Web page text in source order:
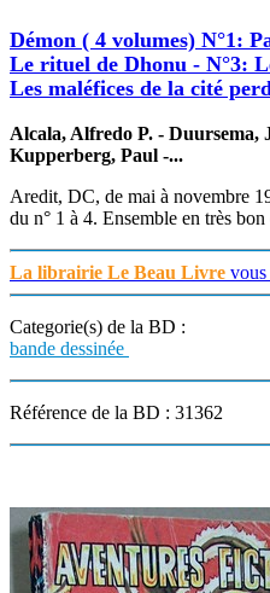
Démon ( 4 volumes) N°1:
Le rituel de Dhonu - N°3:
Les maléfices de la cité
Alcala, Alfredo P. - Duursema,
Kupperberg, Paul -...
Aredit, DC, de mai à novembre
du n° 1 à 4. Ensemble en très
La librairie Le Beau Livre vous
Categorie(s) de la BD :
bande dessinée
Référence de la BD : 31362